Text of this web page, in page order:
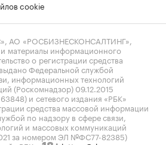
cookie
АО «РОСБИЗНЕСКОНСАЛТИНГ»,
материалы информационного
о регистрации средства
Федеральной службой
информационных технологий
(Роскомнадзор) 09.12.2015
и сетевого издания «РБК»
средства массовой информации
по надзору в сфере связи,
и массовых коммуникаций
за номером ЭЛ №ФС77-82385)